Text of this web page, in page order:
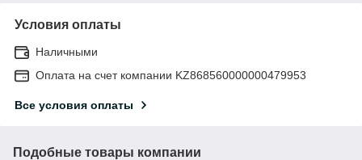
Условия оплаты
Наличными
Оплата на счет компании KZ868560000000479953
Все условия оплаты
Подобные товары компании